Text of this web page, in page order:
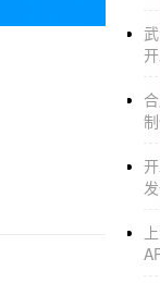
微
1.需
2.不
3.入
是小
小